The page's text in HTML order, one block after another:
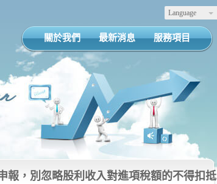
Language
關於我們 最新消息 服務項目
報，別忽略股利收入對進項稅額的不得扣抵